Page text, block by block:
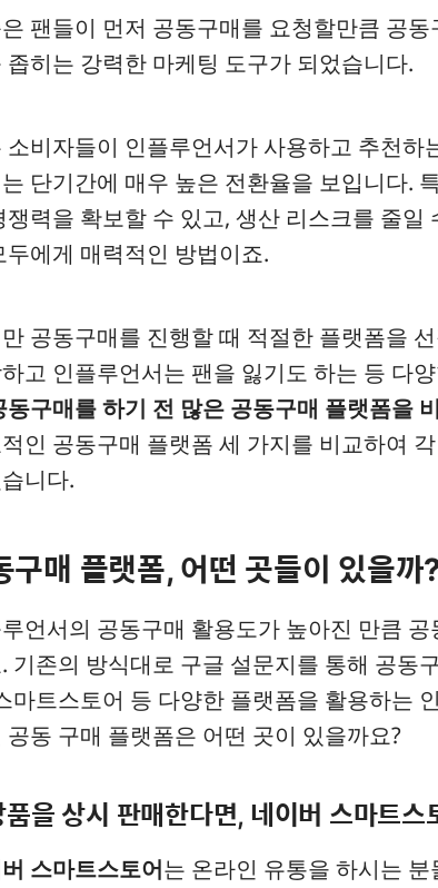
팬들이 먼저 공동구매를 요청할만큼 공
좁히는 강력한 마케팅 도구가 되었습니다.
소비자들이 인플루언서가 사용하고 추천하
단기간에 매우 높은 전환율을 보입니다.
쟁력을 확보할 수 있고, 생산 리스크를 줄
두에게 매력적인 방법이죠.
공동구매를 진행할 때 적절한 플랫폼을
고 인플루언서는 팬을 잃기도 하는 등 다
동구매를 하기 전 많은 공동구매 플랫폼을
인 공동구매 플랫폼 세 가지를 비교하여
니다.
구매 플랫폼, 어떤 곳들이 있을까
언서의 공동구매 활용도가 높아진 만큼
기존의 방식대로 구글 설문지를 통해 공동
마트스토어 등 다양한 플랫폼을 활용하는
공동 구매 플랫폼은 어떤 곳이 있을까요?
품을 상시 판매한다면, 네이버 스마트
스마트스토어는 온라인 유통을 하시는